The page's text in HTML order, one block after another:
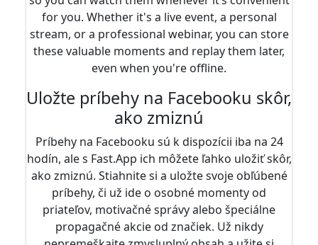
for you. Whether it's a live event, a personal
stream, or a professional webinar, you can store
these valuable moments and replay them later,
even when you're offline.
Uložte príbehy na Facebooku skôr,
ako zmiznú
Príbehy na Facebooku sú k dispozícii iba na 24
hodín, ale s Fast.App ich môžete ľahko uložiť skôr,
ako zmiznú. Stiahnite si a uložte svoje obľúbené
príbehy, či už ide o osobné momenty od
priateľov, motivačné správy alebo špeciálne
propagačné akcie od značiek. Už nikdy